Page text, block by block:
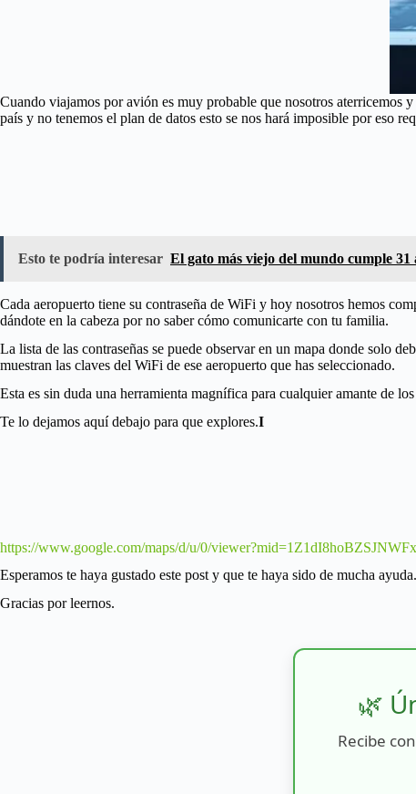
Cuando viajamos por avión es muy probable que nosotros aterricemos
país y no tenemos el plan de datos esto se nos hará imposible por eso
Esto te podría interesar El gato más viejo del mundo cumple
Cada aeropuerto tiene su contraseña de WiFi y hoy nosotros hemos
dándote en la cabeza por no saber cómo comunicarte con tu familia.
La lista de las contraseñas se puede observar en un mapa donde solo
muestran las claves del WiFi de ese aeropuerto que has seleccionado.
Esta es sin duda una herramienta magnífica para cualquier amante de
Te lo dejamos aquí debajo para que explores.I
https://www.google.com/maps/d/u/0/
Esperamos te haya gustado este post y que te haya sido de mucha ayuda.
Gracias por leernos.
🌿
Recibe